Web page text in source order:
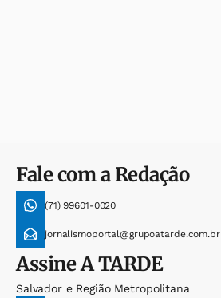
Fale com a Redação
(71) 99601-0020
jornalismoportal@grupoatarde.com.br
AssineA TARDE
Salvador e Região Metropolitana